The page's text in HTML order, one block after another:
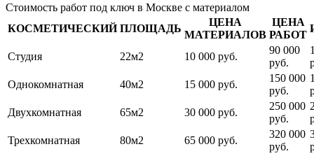
Стоимость работ под ключ в Москве с материалом
КОСМЕТИЧЕСКИЙ ПЛОЩАДЬ
ЦЕНА
МАТЕРИАЛОВ
ЦЕНА
РАБОТ
Студия 22м2 10 000 руб.
90 000
руб.
Однокомнатная
40м2 15 000 руб.
150 000
руб.
Двухкомнатная
65м2 30 000 руб.
250 000
руб.
Трехкомнатная
80м2 65 000 руб.
320 000
руб.